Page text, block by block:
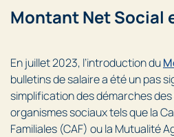
Montant Net Social
En juillet 2023, l’introduction du
bulletins de salaire a été un pas
simplification des démarches
organismes sociaux tels que la
Familiales (CAF) ou la Mutualité